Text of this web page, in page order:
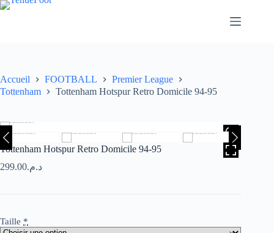
Passer
Accueil FOOTBALL
Premier League
Tottenham
Tottenham Hotspur Retro Domicile 94-95
HOVER
Tottenham Hotspur Retro Domicile 94-95
د.م.299.00
Taille *